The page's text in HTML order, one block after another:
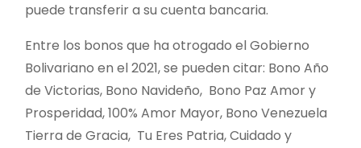
puede transferir a su cuenta bancaria.
Entre los bonos que ha otrogado el Gobierno
Bolivariano en el 2021, se pueden citar: Bono Año
de Victorias, Bono Navideño, Bono Paz Amor y
Prosperidad, 100% Amor Mayor, Bono Venezuela
Tierra de Gracia, Tu Eres Patria, Cuidado y